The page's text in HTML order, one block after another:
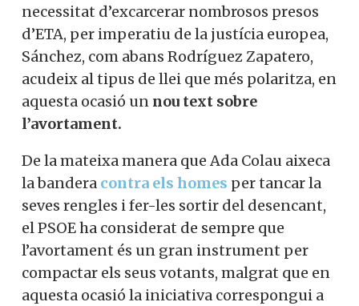
necessitat d’excarcerar nombrosos presos
d’ETA, per imperatiu de la justícia europea,
Sánchez, com abans Rodríguez Zapatero,
acudeix al tipus de llei que més polaritza, en
aquesta ocasió un nou text sobre
l’avortament.
De la mateixa manera que Ada Colau aixeca
la bandera contra els homes per tancar la
seves rengles i fer-les sortir del desencant,
el PSOE ha considerat de sempre que
l’avortament és un gran instrument per
compactar els seus votants, malgrat que en
aquesta ocasió la iniciativa correspongui a